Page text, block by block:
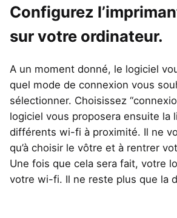
Configurez
sur votre ordinateur.
A un moment donné, le logiciel
quel mode de connexion vous
sélectionner. Choisissez
logiciel vous proposera ensuite la
différents wi-fi à proximité. Il ne
qu’à choisir le vôtre et à rentrer
Une fois que cela sera fait, votre
votre wi-fi. Il ne reste plus que la